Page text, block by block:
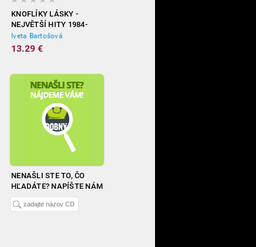
KNOFLÍKY LÁSKY -
NEJVĚTŠÍ HITY 1984-
2012
Iveta Bartošová
13.29 €
NENAŠLI STE TO, ČO
HĽADÁTE? NAPÍŠTE NÁM